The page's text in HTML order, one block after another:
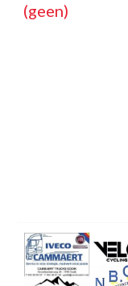
(geen)